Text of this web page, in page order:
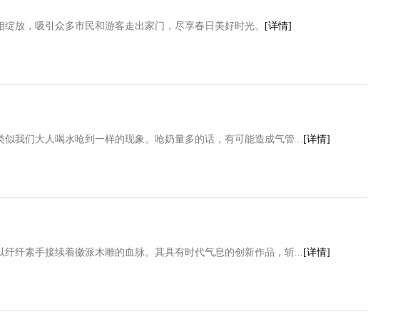
放，吸引众多市民和游客走出家门，尽享春日美好时光。 [详情]
我们大人喝水呛到一样的现象。呛奶量多的话，有可能造成气管... [详情]
纤素手接续着徽派木雕的血脉。其具有时代气息的创新作品，斩... [详情]